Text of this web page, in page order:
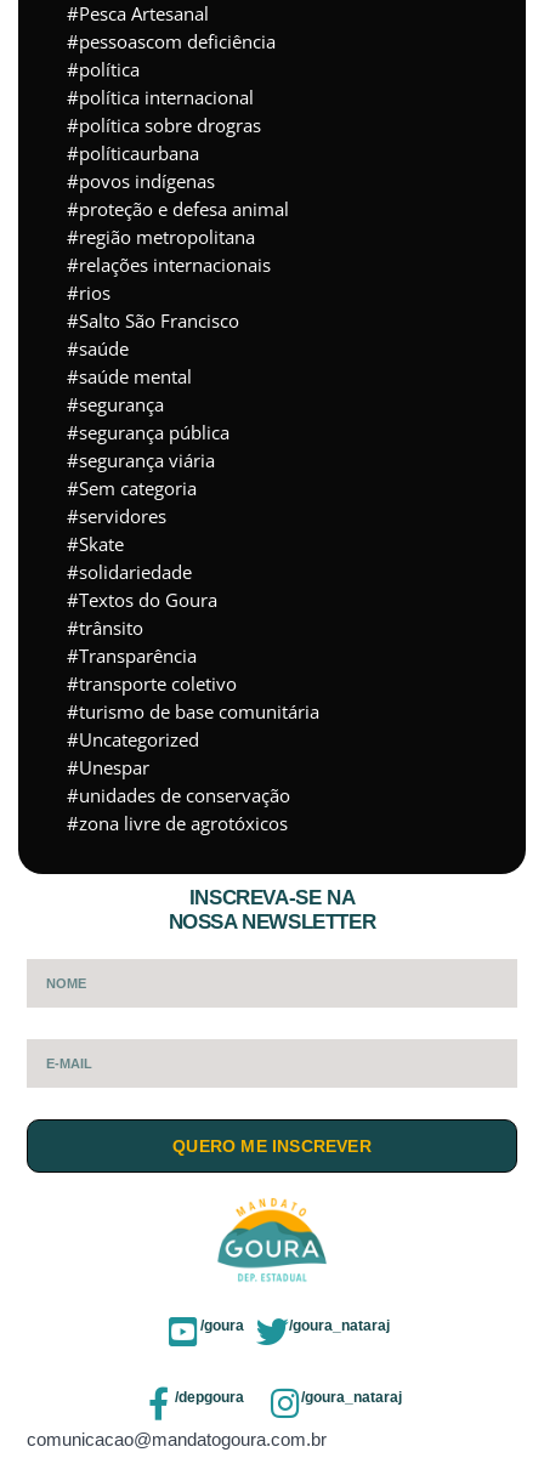
Pesca Artesanal
pessoascom deficiência
política
política internacional
política sobre drogras
políticaurbana
povos indígenas
proteção e defesa animal
região metropolitana
relações internacionais
rios
Salto São Francisco
saúde
saúde mental
segurança
segurança pública
segurança viária
Sem categoria
servidores
Skate
solidariedade
Textos do Goura
trânsito
Transparência
transporte coletivo
turismo de base comunitária
Uncategorized
Unespar
unidades de conservação
zona livre de agrotóxicos
INSCREVA-SE NA
NOSSA NEWSLETTER
QUERO ME INSCREVER
/goura /goura_nataraj
/depgoura /goura_nataraj
comunicacao@mandatogoura.com.br